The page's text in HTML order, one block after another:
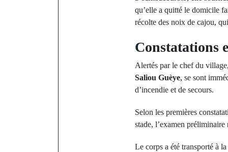
qu’elle a quitté le domicile
récolte des noix de cajou,
​Constatations
​Alertés par le chef du
Saliou Guèye, se sont
d’incendie et de secours.
​Selon les premières
stade, l’examen préliminaire
​Le corps a été transporté à